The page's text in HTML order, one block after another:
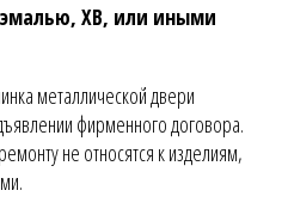
ХВ, или иными
металлической двери
фирменного договора.
не относятся к изделиям,